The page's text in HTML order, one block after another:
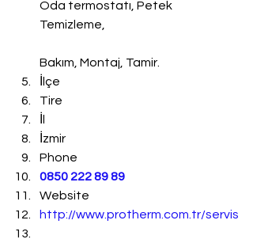
Oda termostatı, Petek
Temizleme,
Bakım, Montaj, Tamir.
İlçe
Tire
İzmir
Phone
0850 222 89 89
Website
http://www.protherm.com.tr/servis